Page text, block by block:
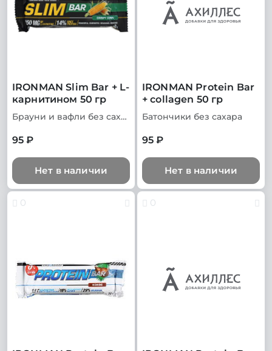
IRONMAN Slim Bar + L-
карнитином 50 гр
Брауни и вафли без сахара
95 ₽
Нет в наличии
IRONMAN Protein Bar
+ collagen 50 гр
Батончики без сахара
95 ₽
Нет в наличии
0 0